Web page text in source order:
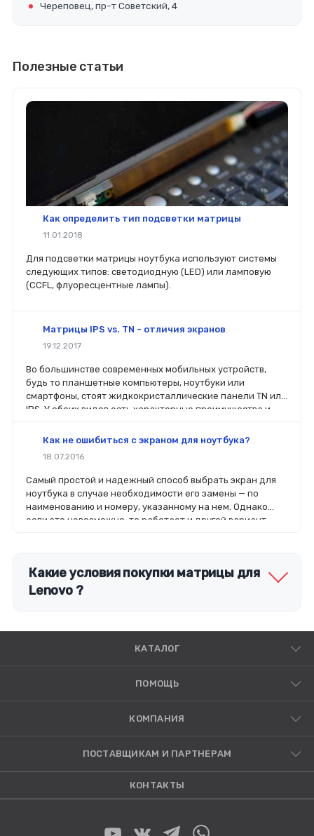
Череповец, пр-т Советский, 4
Полезные статьи
Как определить тип подсветки матрицы
11.01.2018
Для подсветки матрицы ноутбука используют системы
следующих типов: светодиодную (LED) или ламповую
(CCFL, флуоресцентные лампы).
Матрицы IPS vs. TN - отличия экранов
19.12.2017
Во большинстве современных мобильных устройств,
будь то планшетные компьютеры, ноутбуки или
смартфоны, стоят жидкокристаллические панели TN или
IPS. У обоих видов есть характерные преимущества и
лучше отдать предпочтение тому или иному дисплею.
Как не ошибиться с экраном для ноутбука?
18.07.2016
Самый простой и надежный способ выбрать экран для
ноутбука в случае необходимости его замены — по
наименованию и номеру, указанному на нем. Однако
если это невозможно, то работает и другой вариант —
Какие условия покупки матрицы для
Lenovo ?
КАТАЛОГ
ПОМОЩЬ
КОМПАНИЯ
ПОСТАВЩИКАМ И ПАРТНЕРАМ
КОНТАКТЫ